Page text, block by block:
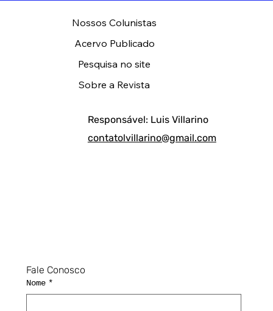
Fale Conosco
Nome *
Responsável: Luis Villarino
contatolvillarino@gmail.com
Nossos Colunistas
Acervo Publicado
Pesquisa no site
Sobre a Revista